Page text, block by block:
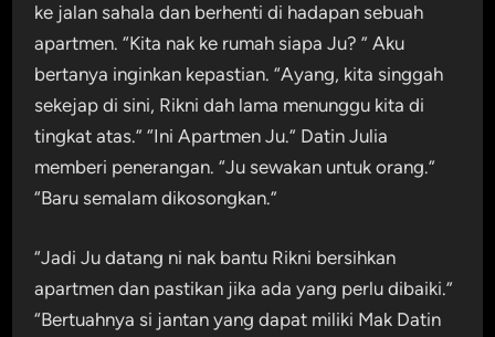
ke jalan sahala dan berhenti di hadapan sebuah
apartmen. “Kita nak ke rumah siapa Ju? ” Aku
bertanya inginkan kepastian. “Ayang, kita singgah
sekejap di sini, Rikni dah lama menunggu kita di
tingkat atas.” “Ini Apartmen Ju.” Datin Julia
memberi penerangan. “Ju sewakan untuk orang.”
“Baru semalam dikosongkan.”
“Jadi Ju datang ni nak bantu Rikni bersihkan
apartmen dan pastikan jika ada yang perlu dibaiki.”
“Bertuahnya si jantan yang dapat miliki Mak Datin